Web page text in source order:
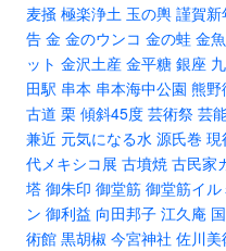
麦掻 極楽浄土 玉の輿 謹賀
告 金 金のウンコ 金の蛙 金魚
ット 金沢土産 金平糖 銀座
田駅 串本 串本海中公園 熊野
古道 栗 傾斜45度 芸術祭 芸
兼近 元気になる水 源氏巻 現
代メキシコ展 古墳焼 古民家
塔 御朱印 御堂筋 御堂筋イル
ン 御利益 向田邦子 江久庵
術館 黒胡椒 今宮神社 佐川美